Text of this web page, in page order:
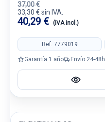
37,00 €
33,30 € sin IVA.
40,29 € (IVA incl.)
Ref: 7779019
Garantía 1 año Envío 24-48h